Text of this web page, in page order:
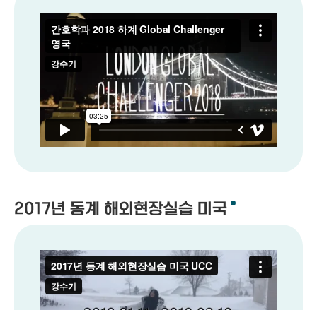
2017년 동계 해외현장실습 미국